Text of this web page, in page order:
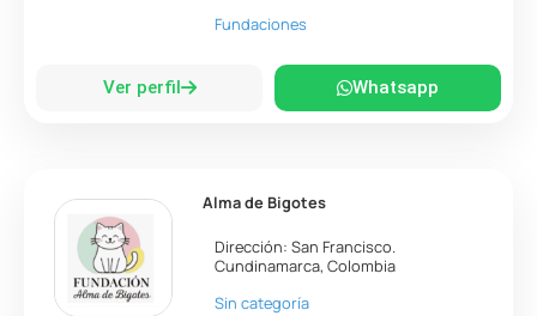
Fundaciones
Ver perfil Whatsapp
Alma de Bigotes
Dirección:San Francisco.
Cundinamarca,Colombia
Sin categoría